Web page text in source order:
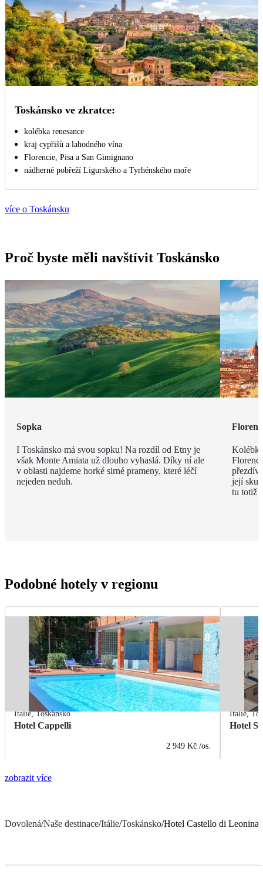
Toskánsko ve zkratce:
kolébka renesance
kraj cypřišů a lahodného vína
Florencie, Pisa a San Gimignano
nádherné pobřeží Ligurského a Tyrhénského moře
více o Toskánsku
Proč byste měli navštívit Toskánsko
Sopka
I Toskánsko má svou sopku! Na rozdíl od Etny je
však Monte Amiata už dlouho vyhaslá. Díky ní ale
v oblasti najdeme horké sirné prameny, které léčí
nejeden neduh.
její
tu totiž
Podobné hotely v regionu
Itálie,Toskánsko
Hotel Cappelli
2 949 Kč /os.
Itálie,
Hotel
zobrazit více
Dovolená/Naše destinace/Itálie/Toskánsko/Hotel Castello di Leonina